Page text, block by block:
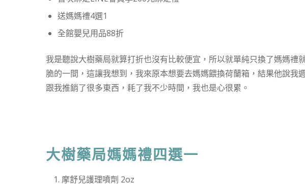
送媽媽禮4選1
全館嬰兒用品88折
我是聽說大樹藥局就算打折也沒有比較便宜，所以就單純只換了媽媽禮
脆的一間，這讓我想到，我來原本想要去媽媽餵換荷蘭箱，結果他說我
跟我推銷了很多東西，耗了我不少時間，我也是心很累。
大樹藥局媽媽禮四選一
摩舒兒護理噴劑 2oz